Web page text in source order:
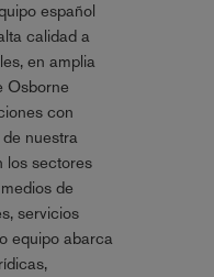
español
calidad a
en amplia
Osborne
con
nuestra
los sectores
de
servicios
equipo abarca